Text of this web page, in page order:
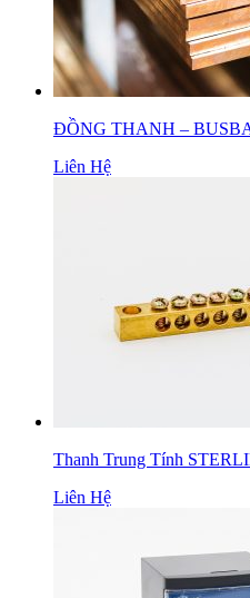
ĐỒNG THANH –
Liên Hệ
Thanh Trung Tính
Liên Hệ